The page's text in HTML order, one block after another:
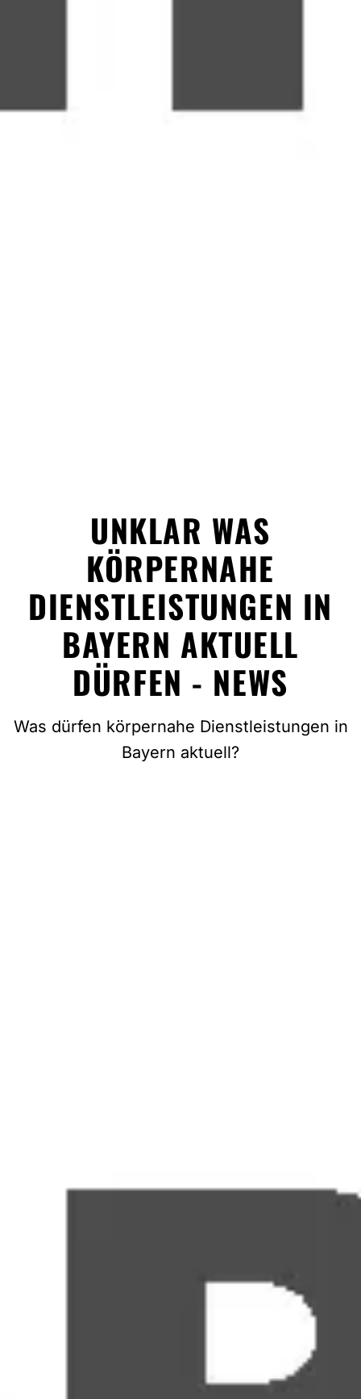
UNKLAR WAS
KÖRPERNAHE
DIENSTLEISTUNGEN IN
BAYERN AKTUELL
DÜRFEN - NEWS
Was dürfen körpernahe Dienstleistungen in
Bayern aktuell?